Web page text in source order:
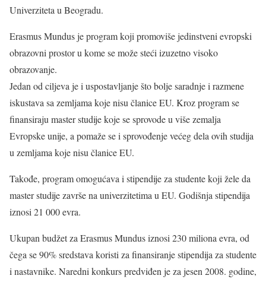
Univerziteta u Beogradu.
Erasmus Mundus je program koji promoviše jedinstveni evropski
obrazovni prostor u kome se može steći izuzetno visoko
obrazovanje.
Jedan od ciljeva je i uspostavljanje što bolje saradnje i razmene
iskustava sa zemljama koje nisu članice EU. Kroz program se
finansiraju master studije koje se sprovode u više zemalja
Evropske unije, a pomaže se i sprovođenje većeg dela ovih studija
u zemljama koje nisu članice EU.
Takođe, program omogućava i stipendije za studente koji žele da
master studije završe na univerzitetima u EU. Godišnja stipendija
iznosi 21 000 evra.
Ukupan budžet za Erasmus Mundus iznosi 230 miliona evra, od
čega se 90% sredstava koristi za finansiranje stipendija za studente
i nastavnike. Naredni konkurs predviđen je za jesen 2008. godine,